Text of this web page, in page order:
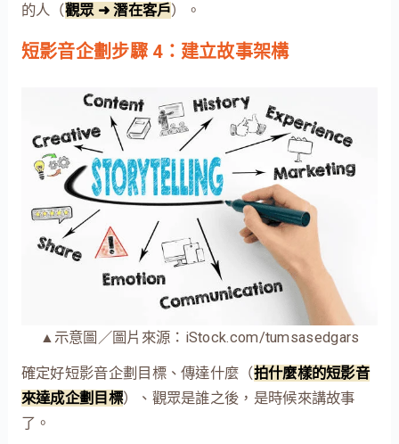
的人（觀眾 ➜ 潛在客戶）。
短影音企劃步驟 4：建立故事架構
▲示意圖／圖片來源：iStock.com/tumsasedgars
確定好短影音企劃目標、傳達什麼（拍什麼樣的短影音
來達成企劃目標）、觀眾是誰之後，是時候來講故事
了。